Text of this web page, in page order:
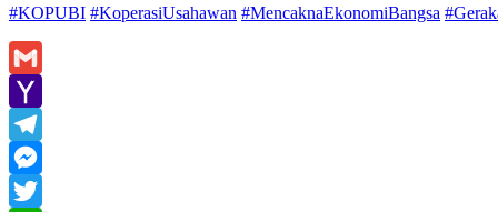
#KOPUBI #KoperasiUsahawan #MencaknaEkonomiBangsa
Gmail
Yahoo
Mail
Telegram
Messenger